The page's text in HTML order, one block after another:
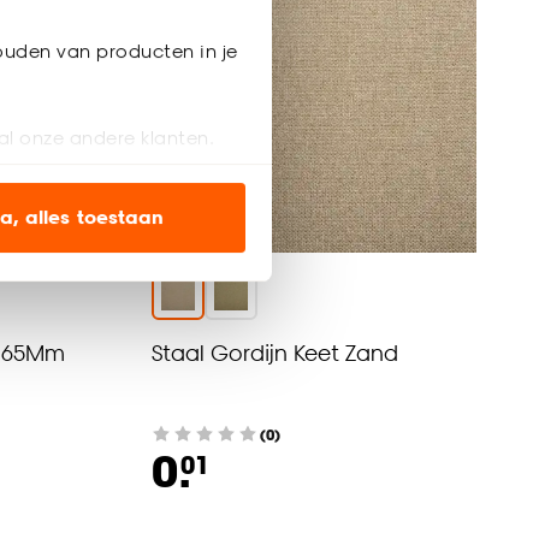
van producten in je
onze andere klanten.
om alleen de
wel of niet te
alles toestaan
Staal Gordijn Keet Zand
(0)
0.01